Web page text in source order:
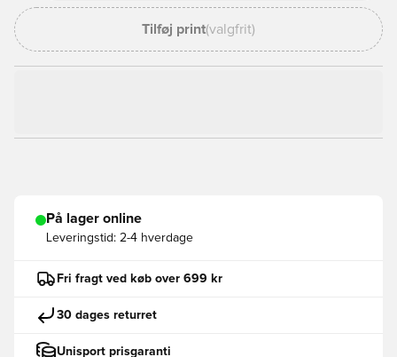
Tilføj print(valgfrit)
På lager online
Leveringstid: 2-4 hverdage
Fri fragt ved køb over 699 kr
30 dages returret
Unisport prisgaranti